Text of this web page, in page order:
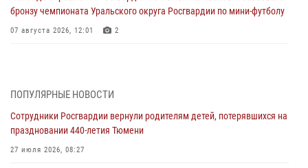
бронзу чемпионата Уральского округа Росгвардии по мини-футболу
07 августа 2026, 12:01 2
Историю верности долгу, семье и традициям рассказал
военнослужащий Росгвардии из Тюмени
ПОПУЛЯРНЫЕ НОВОСТИ
Сотрудники Росгвардии вернули родителям детей, потерявшихся на
праздновании 440-летия Тюмени
27 июля 2026, 08:27